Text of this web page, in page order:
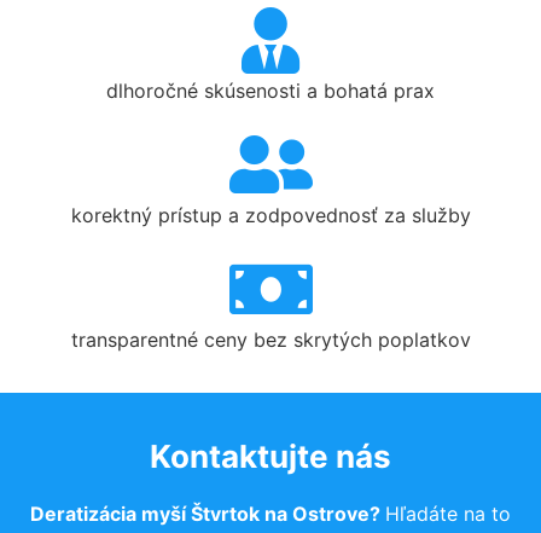
dlhoročné skúsenosti a bohatá prax
korektný prístup a zodpovednosť za služby
transparentné ceny bez skrytých poplatkov
Kontaktujte nás
Deratizácia myší Štvrtok na Ostrove? Hľadáte na to